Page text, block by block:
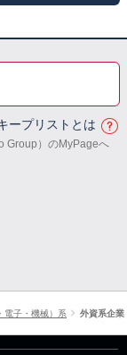
ープリストとは
Group）のMyPageへ
電子・機械）系 外資系企業